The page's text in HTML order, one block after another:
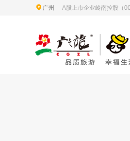
广州 A股上市企业岭南控股（